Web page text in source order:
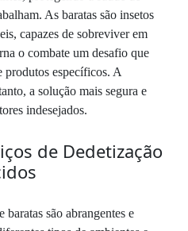
As baratas são insetos
capazes de sobreviver em
o combate um desafio que
produtos específicos. A
a solução mais segura e
indesejados.
de Dedetização
baratas são abrangentes e